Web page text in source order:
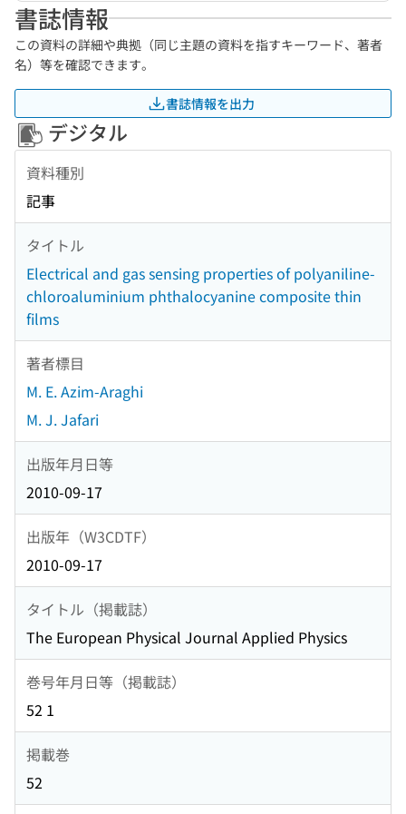
書誌情報
この資料の詳細や典拠（同じ主題の資料を指すキーワード、著者
名）等を確認できます。
書誌情報を出力
デジタル
資料種別
記事
タイトル
Electrical and gas sensing properties of polyaniline-
chloroaluminium phthalocyanine composite thin
films
著者標目
M. E. Azim-Araghi
M. J. Jafari
出版年月日等
2010-09-17
出版年（W3CDTF）
2010-09-17
タイトル（掲載誌）
The European Physical Journal Applied Physics
巻号年月日等（掲載誌）
52 1
掲載巻
52